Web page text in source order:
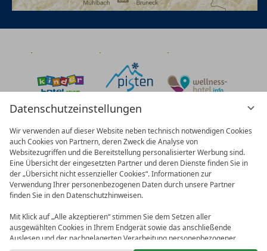
Datenschutzeinstellungen
Wir verwenden auf dieser Website neben technisch notwendigen Cookies
auch Cookies von Partnern, deren Zweck die Analyse von
Websitezugriffen und die Bereitstellung personalisierter Werbung sind.
Eine Übersicht der eingesetzten Partner und deren Dienste finden Sie in
der „Übersicht nicht essenzieller Cookies“. Informationen zur
Verwendung Ihrer personenbezogenen Daten durch unsere Partner
finden Sie in den Datenschutzhinweisen.
Mit Klick auf „Alle akzeptieren“ stimmen Sie dem Setzen aller
ausgewählten Cookies in Ihrem Endgerät sowie das anschließende
Auslesen und der nachgelagerten Verarbeitung personenbezogener
Daten (z.B. Ihrer IP-Adresse) durch uns und unseren Partnern zu. Falls